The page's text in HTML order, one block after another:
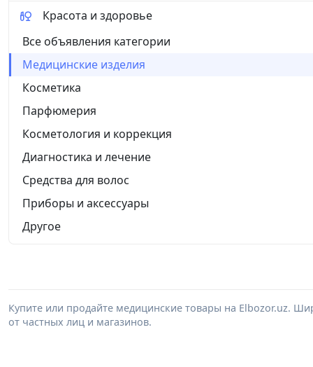
Красота и здоровье
Все объявления категории
Медицинские изделия
Косметика
Парфюмерия
Косметология и коррекция
Диагностика и лечение
Средства для волос
Приборы и аксессуары
Другое
Купите или продайте медицинские товары на Elbozor.uz.
от частных лиц и магазинов.